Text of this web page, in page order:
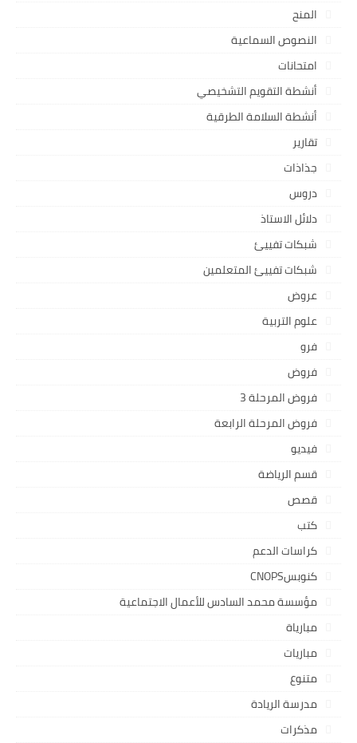
المنح
النصوص السماعية
امتحانات
أنشطة التقويم التشخيصي
أنشطة السلامة الطرقية
تقارير
جذاذات
دروس
دلائل الاستاذ
شبكات تفييئ
شبكات تفييئ المتعلمين
عروض
علوم التربية
فرو
فروض
فروض المرحلة 3
فروض المرحلة الرابعة
فيديو
قسم الرياضة
قصص
كتب
كراسات الدعم
كنوبسCNOPS
مؤسسة محمد السادس للأعمال الاجتماعية
مبارياة
مباريات
متنوع
مدرسة الريادة
مذكرات